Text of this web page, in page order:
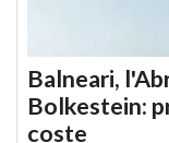
Balneari,
Bolkestein:
coste